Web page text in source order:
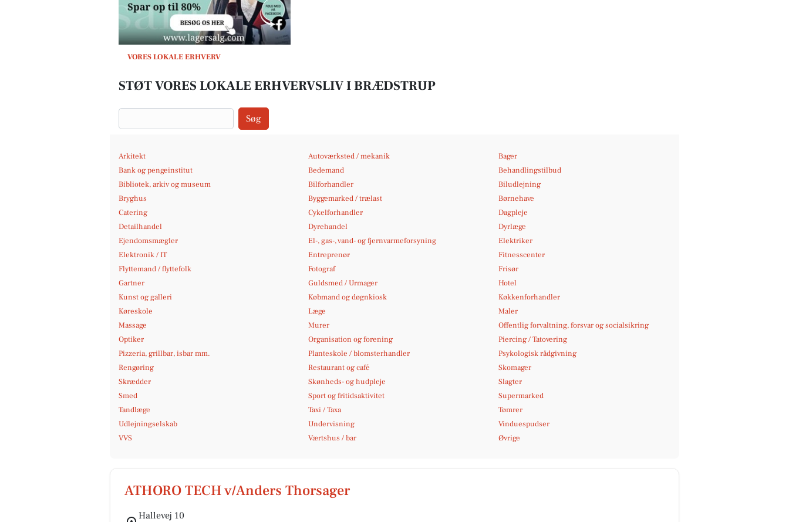
VORES LOKALE ERHVERV
STØT VORES LOKALE ERHVERVSLIV I BRÆDSTRUP
Søg
Arkitekt Autoværksted / mekanik
Bager
Bank og pengeinstitut
Bedemand
Behandlingstilbud
Bibliotek, arkiv og museum
Bilforhandler
Biludlejning
Bryghus
Byggemarked / trælast
Børnehave
Catering
Cykelforhandler
Dagpleje
Detailhandel
Dyrehandel
Dyrlæge
Ejendomsmægler
El-, gas-, vand- og fjernvarmeforsyning
Elektriker
Elektronik / IT
Entreprenør
Fitnesscenter
Flyttemand / flyttefolk
Fotograf
Frisør
Gartner
Guldsmed / Urmager
Hotel
Kunst og galleri
Købmand og døgnkiosk
Køkkenforhandler
Køreskole
Læge
Maler
Massage
Murer
Offentlig forvaltning, forsvar og socialsikring
Optiker
Organisation og forening
Piercing / Tatovering
Pizzeria, grillbar, isbar mm.
Planteskole / blomsterhandler
Psykologisk rådgivning
Rengøring
Restaurant og café
Skomager
Skrædder
Skønheds- og hudpleje
Slagter
Smed
Sport og fritidsaktivitet
Supermarked
Tandlæge
Taxi / Taxa
Tømrer
Udlejningselskab
Undervisning
Vinduespudser
VVS
Værtshus / bar Øvrige
ATHORO TECH v/Anders Thorsager
Hallevej 10